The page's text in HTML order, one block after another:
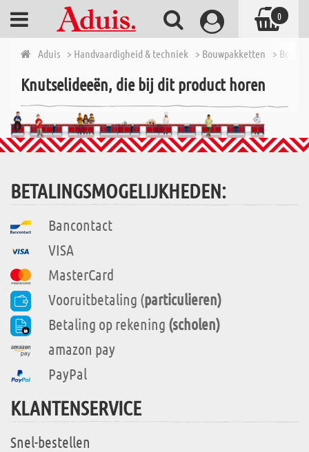
Aduis > Handvaardigheid & techniek > Bouwpakketten >
Knutselideeën, die bij dit product horen
BETALINGSMOGELIJKHEDEN:
Bancontact
VISA
MasterCard
Vooruitbetaling (particulieren)
Betaling op rekening (scholen)
amazon pay
PayPal
KLANTENSERVICE
Snel-bestellen
0